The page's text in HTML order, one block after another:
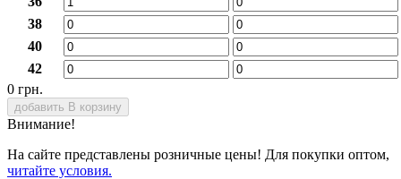
38
40
42
0 грн.
добавить В корзину
Внимание!
На сайте представлены розничные цены! Для покупки оптом,
читайте условия.